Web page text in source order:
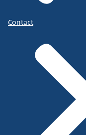
Contact